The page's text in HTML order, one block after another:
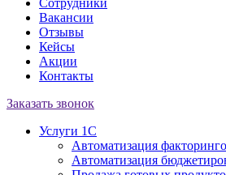
Сотрудники
Вакансии
Отзывы
Кейсы
Акции
Контакты
Заказать звонок
Услуги 1С
Автоматизация
Автоматизация